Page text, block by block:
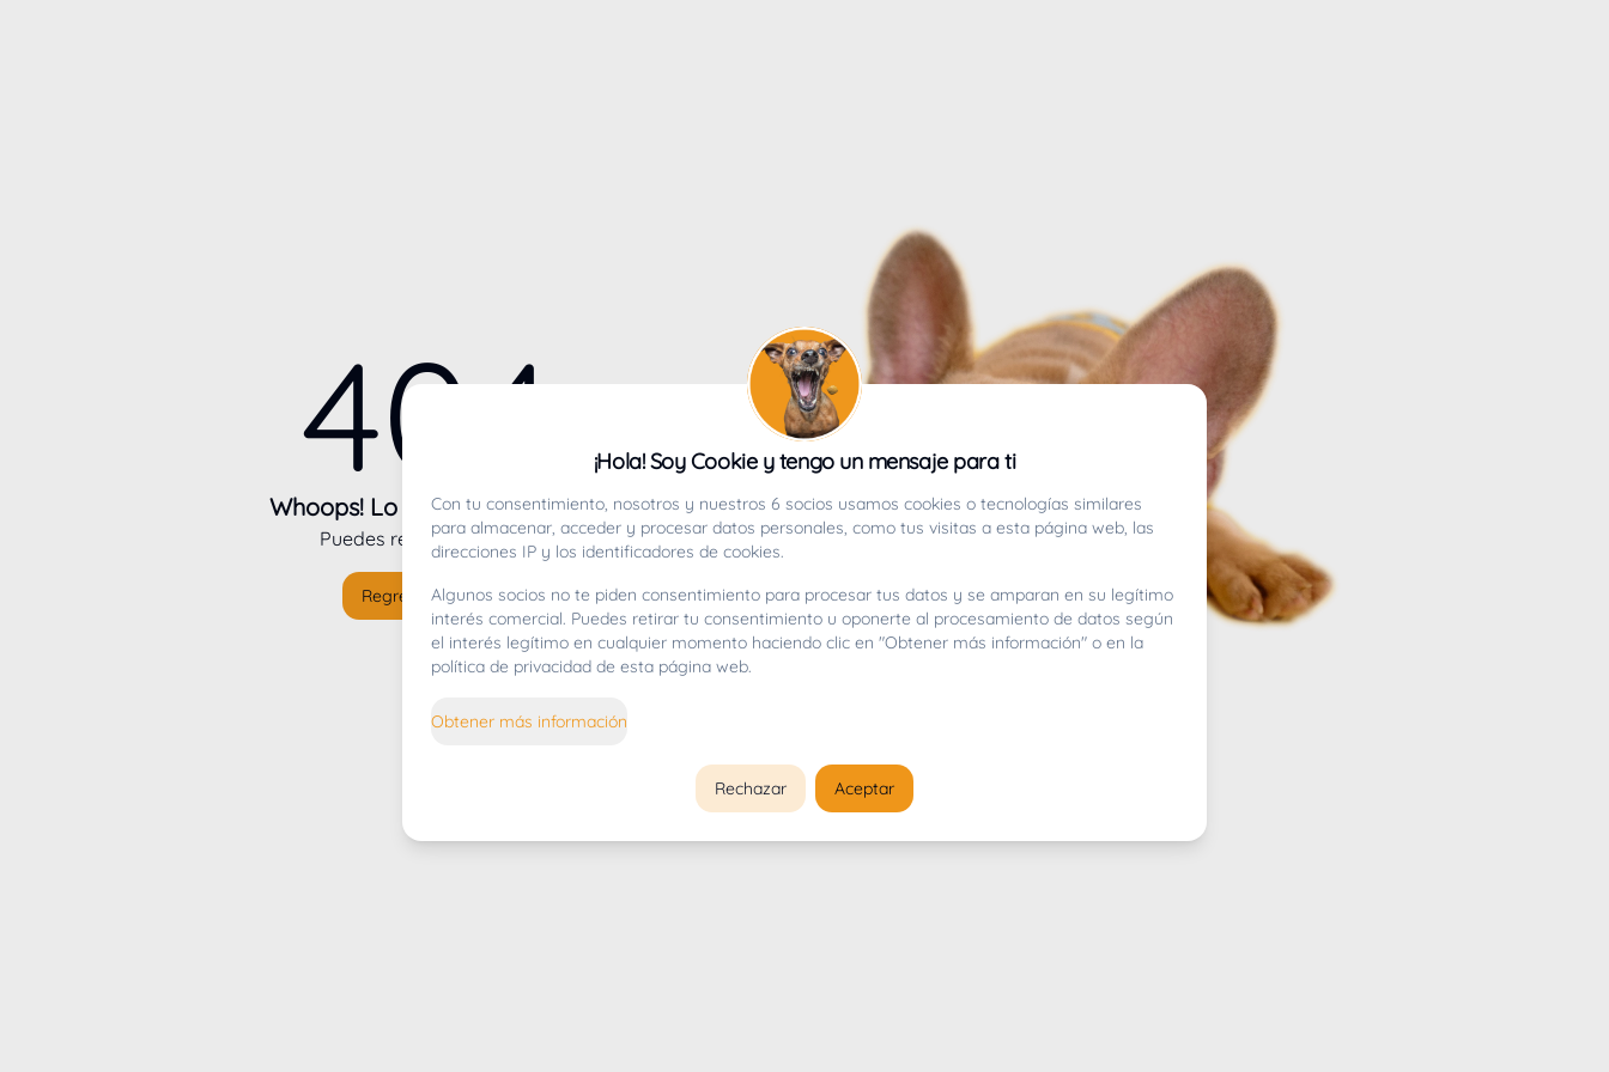
404
Whoops! Lo sentimos mucho.
Puedes regresar alinicio
Regresar al inicio
¡Hola! Soy Cookie y tengo un mensaje para ti
Con tu consentimiento, nosotros y nuestros 6 socios usamos cookies o tecnologías similares
para almacenar, acceder y procesar datos personales, como tus visitas a esta página web, las
direcciones IP y los identificadores de cookies.
Algunos socios no te piden consentimiento para procesar tus datos y se amparan en su legítimo
interés comercial. Puedes retirar tu consentimiento u oponerte al procesamiento de datos según
el interés legítimo en cualquier momento haciendo clic en "Obtener más información" o en la
política de privacidad de esta página web.
Obtener más información
Rechazar Aceptar